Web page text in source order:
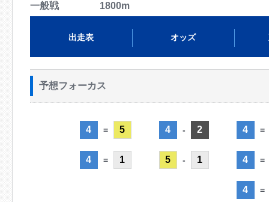
一般戦 1800m
出走表 オッズ
予想フォーカス
4 = 5
4 = 1
4 - 2
5 - 1
4 =
4 =
4 =